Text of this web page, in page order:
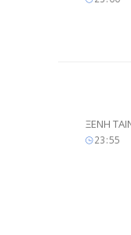
ΞΕΝΗ
23 55